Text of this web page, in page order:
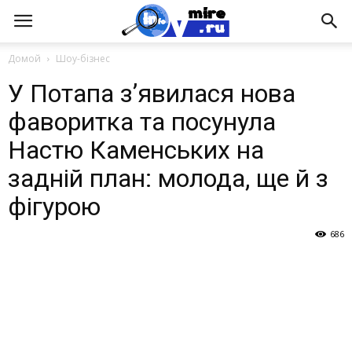
Домой Шоу-бізнес
У Потапа зʼявилася нова
фаворитка та посунула
Настю Каменських на
задній план: молода, ще й з
фігурою
686